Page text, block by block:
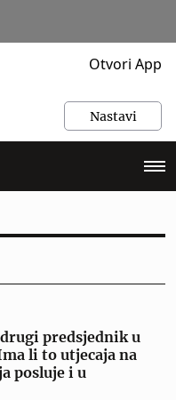
Otvori App
Nastavi
predsjednik u
li to utjecaja na
posluje i u